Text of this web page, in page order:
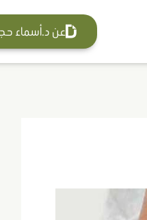
عن د.أسماء